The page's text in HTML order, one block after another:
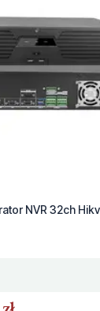
NVR 32ch